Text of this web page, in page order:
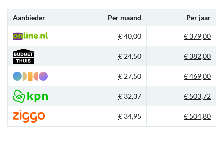
Aanbieder Per maand Per jaar
€ 40,00 € 379,00
€ 24,50 € 382,00
€ 27,50 € 469,00
€ 32,37 € 503,72
€ 34,95 € 504,80